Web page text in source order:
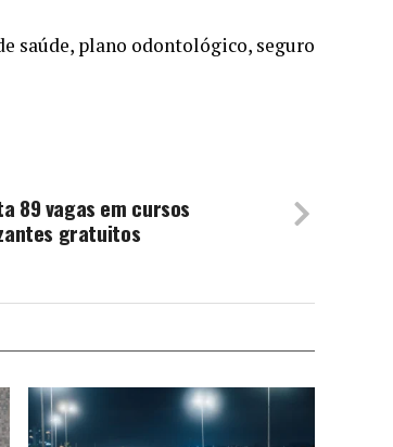
saúde, plano odontológico, seguro
89 vagas em cursos
gratuitos